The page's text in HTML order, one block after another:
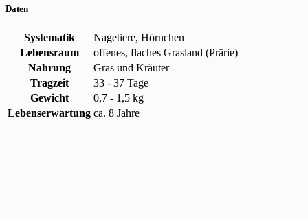
Daten
Systematik
Nagetiere, Hörnchen
Lebensraum
offenes, flaches Grasland (Prärie)
Nahrung
Gras und Kräuter
Tragzeit
33 - 37 Tage
Gewicht
0,7 - 1,5 kg
Lebenserwartung ca. 8 Jahre